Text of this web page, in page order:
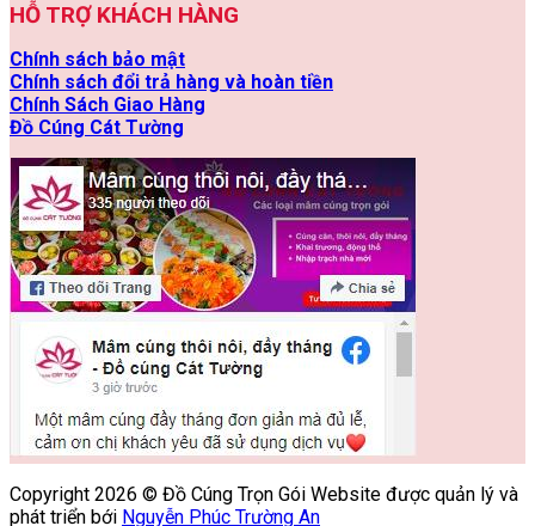
HỖ TRỢ KHÁCH HÀNG
Chính sách bảo mật
Chính sách đổi trả hàng và hoàn tiền
Chính Sách Giao Hàng
Đồ Cúng Cát Tường
Copyright 2026 © Đồ Cúng Trọn Gói Website được quản lý và
phát triển bới Nguyễn Phúc Trường An